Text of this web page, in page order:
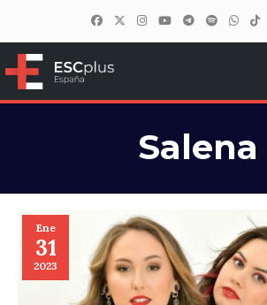
ESCplus España
Salena
Ene
31
2023